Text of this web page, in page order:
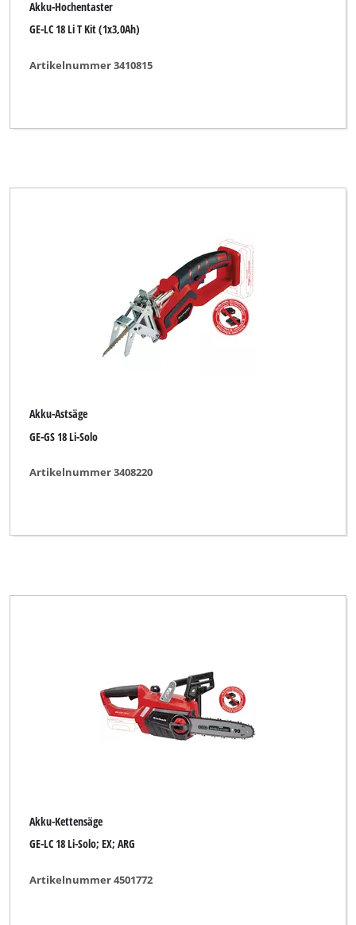
Akku-Hochentaster
GE-LC 18 Li T Kit (1x3,0Ah)
Artikelnummer 3410815
Akku-Astsäge
GE-GS 18 Li-Solo
Artikelnummer 3408220
Akku-Kettensäge
GE-LC 18 Li-Solo; EX; ARG
Artikelnummer 4501772